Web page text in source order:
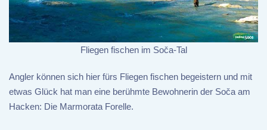
Fliegen fischen im Soča-Tal
Angler können sich hier fürs Fliegen fischen begeistern und mit
etwas Glück hat man eine berühmte Bewohnerin der Soča am
Hacken: Die Marmorata Forelle.